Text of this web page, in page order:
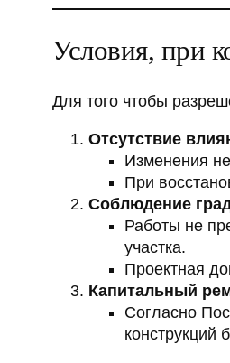
Условия, при
Для того чтобы
Отсутствие
Изменения
При
Соблюдение
Работы не
участка.
Проектная
Капитальный
Согласно
конструкций